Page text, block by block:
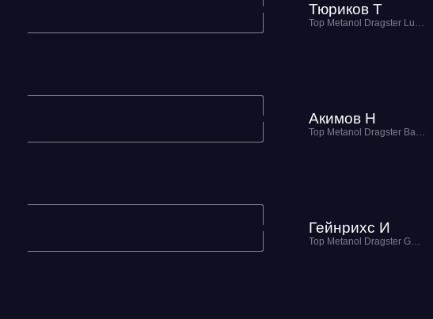
Test & Tune PRO
RDRC 2026 5 этап
Test & Tune PRO
Тюриков Т
Top Metanol Dragster Lucifer RDRC Technology
Акимов Н
Top Metanol Dragster Barracuda
Гейнрихс И
Top Metanol Dragster GHOST RIDER RDRC Technology